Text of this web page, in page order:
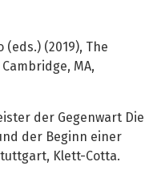
(2019), The
MA,
der Gegenwart Die
der Beginn einer
Klett-Cotta.